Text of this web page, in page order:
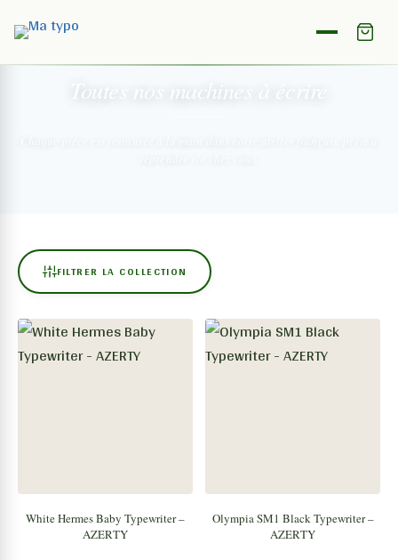
Toutes nos machines
FILTRER LA COLLECTION
White Hermes Baby Typewriter –
AZERTY
Olympia SM1 Black Typewriter –
AZERTY